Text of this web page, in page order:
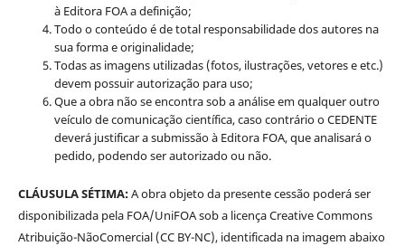
à Editora FOA a definição;
Todo o conteúdo é de total responsabilidade dos autores na
sua forma e originalidade;
Todas as imagens utilizadas (fotos, ilustrações, vetores e etc.)
devem possuir autorização para uso;
Que a obra não se encontra sob a análise em qualquer outro
veículo de comunicação científica, caso contrário o CEDENTE
deverá justificar a submissão à Editora FOA, que analisará o
pedido, podendo ser autorizado ou não.
CLÁUSULA SÉTIMA:A obra objeto da presente cessão poderá ser
disponibilizada pela FOA/UniFOA sob a licença Creative Commons
Atribuição-NãoComercial (CC BY-NC), identificada na imagem abaixo